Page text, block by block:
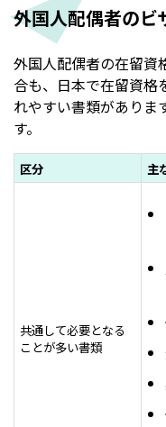
外国人配偶者のビ
外国人配偶者の在留資
合も、日本で在留資格
れやすい書類がありま
す。
区分 主
共通して必要となる
ことが多い書類